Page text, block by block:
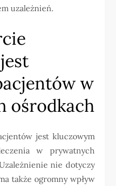
uzależnień.
w
ośrodkach
jest kluczowym
w prywatnych
nie dotyczy
także ogromny wpływ